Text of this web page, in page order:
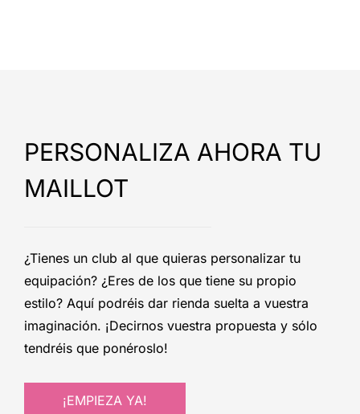
PERSONALIZA AHORA TU
MAILLOT
¿Tienes un club al que quieras personalizar tu
equipación? ¿Eres de los que tiene su propio
estilo? Aquí podréis dar rienda suelta a vuestra
imaginación. ¡Decirnos vuestra propuesta y sólo
tendréis que ponéroslo!
¡EMPIEZA YA!